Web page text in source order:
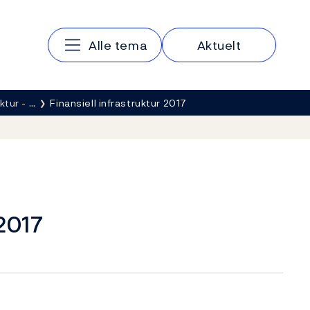
Hovedmeny
Alle tema Aktuelt
- … Finansiell infrastruktur 2017